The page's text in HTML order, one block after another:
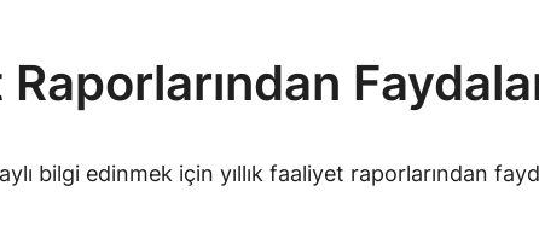
bilgi edinmek için yıllık faaliyet raporlarından